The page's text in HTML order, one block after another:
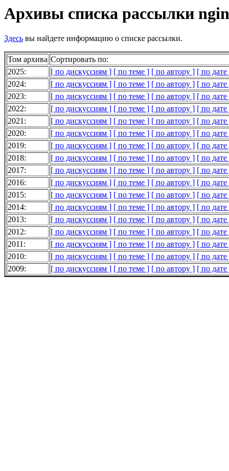
Архивы списка рассылки
Здесь вы найдете информацию о списке рассылки.
Том архива Сортировать по:
2025:
[ по дискуссиям ] [ по теме ] [ по автору ] [ по дате
2024:
[ по дискуссиям ] [ по теме ] [ по автору ] [ по дате
2023:
[ по дискуссиям ] [ по теме ] [ по автору ] [ по дате
2022:
[ по дискуссиям ] [ по теме ] [ по автору ] [ по дате
2021:
[ по дискуссиям ] [ по теме ] [ по автору ] [ по дате
2020:
[ по дискуссиям ] [ по теме ] [ по автору ] [ по дате
2019:
[ по дискуссиям ] [ по теме ] [ по автору ] [ по дате
2018:
[ по дискуссиям ] [ по теме ] [ по автору ] [ по дате
2017:
[ по дискуссиям ] [ по теме ] [ по автору ] [ по дате
2016:
[ по дискуссиям ] [ по теме ] [ по автору ] [ по дате
2015:
[ по дискуссиям ] [ по теме ] [ по автору ] [ по дате
2014:
[ по дискуссиям ] [ по теме ] [ по автору ] [ по дате
2013:
[ по дискуссиям ] [ по теме ] [ по автору ] [ по дате
2012:
[ по дискуссиям ] [ по теме ] [ по автору ] [ по дате
2011:
[ по дискуссиям ] [ по теме ] [ по автору ] [ по дате
2010:
[ по дискуссиям ] [ по теме ] [ по автору ] [ по дате
2009:
[ по дискуссиям ] [ по теме ] [ по автору ] [ по дате